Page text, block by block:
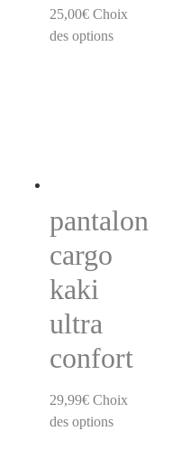
25,00€ Choix
des options
pantalon
cargo
kaki
ultra
confort
29,99€ Choix
des options